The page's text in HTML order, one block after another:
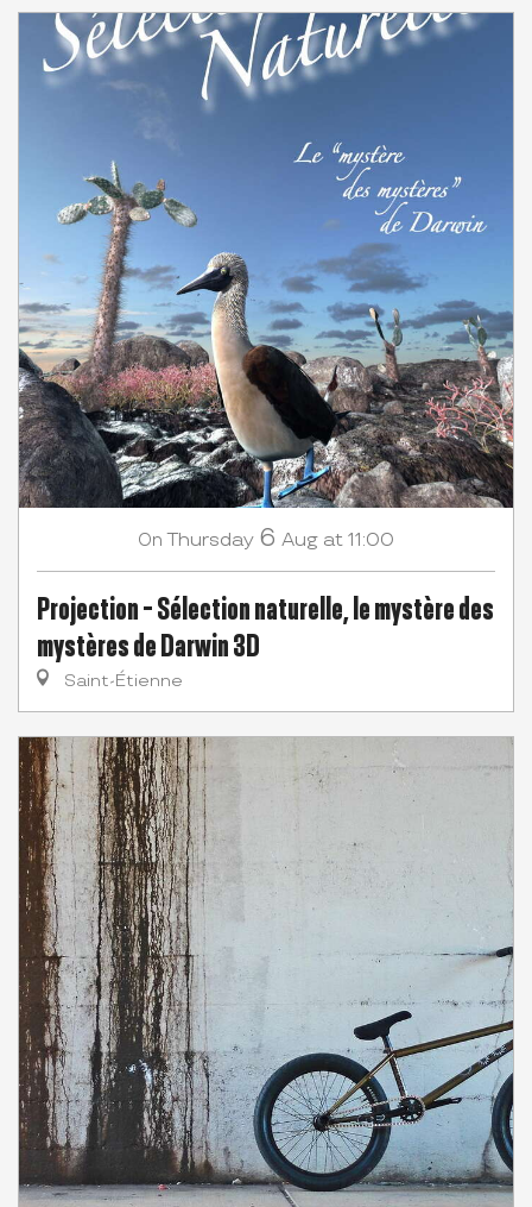
On Thursday 6 Aug at 11:00
Projection - Sélection naturelle, le mystère des
mystères de Darwin 3D
Saint-Étienne